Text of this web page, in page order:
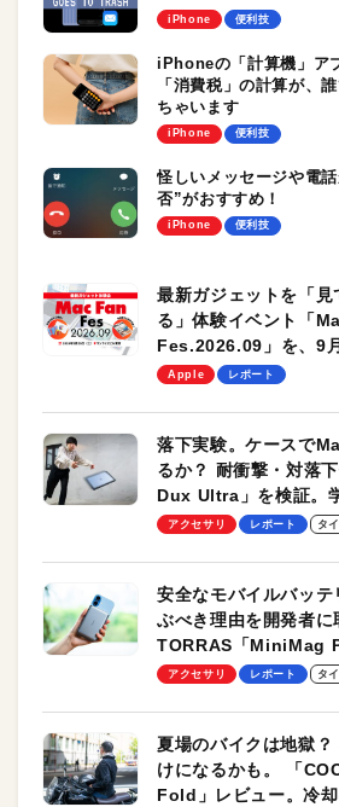
iPhone 便利技
iPhoneの「計算機」ア
「消費税」の計算が、
ちゃいます
iPhone 便利技
怪しいメッセージや電
否”がおすすめ！
iPhone 便利技
最新ガジェットを「
る」体験イベント「
Fes.2026.09」を、9
します！
Apple レポート
落下実験。ケースで
るか？ 耐衝撃・対落
Dux Ultra」を検証。
のモバイルユースに最
アクセサリ レポート タ
安全なモバイルバッ
ぶべき理由を開発者に
TORRAS「MiniMag
ーも
アクセサリ レポート タ
夏場のバイクは地獄
けになるかも。 「
Fold」レビュー。冷